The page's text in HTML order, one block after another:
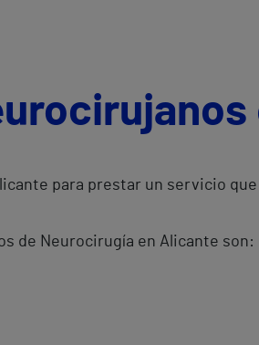
para prestar un servicio
de Neurocirugía en Alicante son: